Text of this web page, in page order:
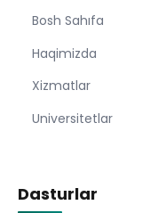
Bosh Sahıfa
Haqimizda
Xizmatlar
Universitetlar
Dasturlar